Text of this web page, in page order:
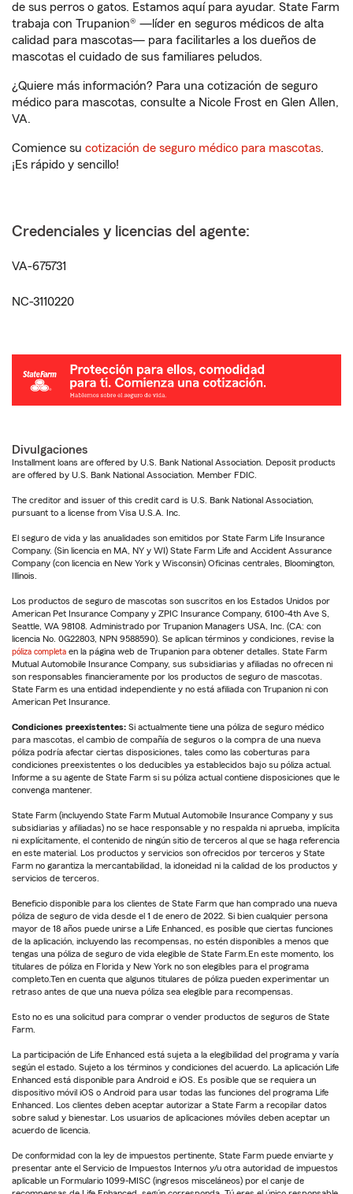
de sus perros o gatos. Estamos aquí para ayudar. State Farm
trabaja con Trupanion® —líder en seguros médicos de alta
calidad para mascotas— para facilitarles a los dueños de
mascotas el cuidado de sus familiares peludos.
¿Quiere más información? Para una cotización de seguro
médico para mascotas, consulte a Nicole Frost en Glen Allen,
VA.
Comience su cotización de seguro médico para mascotas.
¡Es rápido y sencillo!
Credenciales y licencias del agente:
VA-675731
NC-3110220
Divulgaciones
Installment loans are offered by U.S. Bank National Association. Deposit products
are offered by U.S. Bank National Association. Member FDIC.
The creditor and issuer of this credit card is U.S. Bank National Association,
pursuant to a license from Visa U.S.A. Inc.
El seguro de vida y las anualidades son emitidos por State Farm Life Insurance
Company. (Sin licencia en MA, NY y WI) State Farm Life and Accident Assurance
Company (con licencia en New York y Wisconsin) Oficinas centrales, Bloomington,
Illinois.
Los productos de seguro de mascotas son suscritos en los Estados Unidos por
American Pet Insurance Company y ZPIC Insurance Company, 6100-4th Ave S,
Seattle, WA 98108. Administrado por Trupanion Managers USA, Inc. (CA: con
licencia No. 0G22803, NPN 9588590). Se aplican términos y condiciones, revise la
póliza completa en la página web de Trupanion para obtener detalles. State Farm
Mutual Automobile Insurance Company, sus subsidiarias y afiliadas no ofrecen ni
son responsables financieramente por los productos de seguro de mascotas.
State Farm es una entidad independiente y no está afiliada con Trupanion ni con
American Pet Insurance.
Condiciones preexistentes: Si actualmente tiene una póliza de seguro médico
para mascotas, el cambio de compañía de seguros o la compra de una nueva
póliza podría afectar ciertas disposiciones, tales como las coberturas para
condiciones preexistentes o los deducibles ya establecidos bajo su póliza actual.
Informe a su agente de State Farm si su póliza actual contiene disposiciones que le
convenga mantener.
State Farm (incluyendo State Farm Mutual Automobile Insurance Company y sus
subsidiarias y afiliadas) no se hace responsable y no respalda ni aprueba, implícita
ni explícitamente, el contenido de ningún sitio de terceros al que se haga referencia
en este material. Los productos y servicios son ofrecidos por terceros y State
Farm no garantiza la mercantabilidad, la idoneidad ni la calidad de los productos y
servicios de terceros.
Beneficio disponible para los clientes de State Farm que han comprado una nueva
póliza de seguro de vida desde el 1 de enero de 2022. Si bien cualquier persona
mayor de 18 años puede unirse a Life Enhanced, es posible que ciertas funciones
de la aplicación, incluyendo las recompensas, no estén disponibles a menos que
tengas una póliza de seguro de vida elegible de State Farm.En este momento, los
titulares de póliza en Florida y New York no son elegibles para el programa
completo.Ten en cuenta que algunos titulares de póliza pueden experimentar un
retraso antes de que una nueva póliza sea elegible para recompensas.
Esto no es una solicitud para comprar o vender productos de seguros de State
Farm.
La participación de Life Enhanced está sujeta a la elegibilidad del programa y varía
según el estado. Sujeto a los términos y condiciones del acuerdo. La aplicación Life
Enhanced está disponible para Android e iOS. Es posible que se requiera un
dispositivo móvil iOS o Android para usar todas las funciones del programa Life
Enhanced. Los clientes deben aceptar autorizar a State Farm a recopilar datos
sobre salud y bienestar. Los usuarios de aplicaciones móviles deben aceptar un
acuerdo de licencia.
De conformidad con la ley de impuestos pertinente, State Farm puede enviarte y
presentar ante el Servicio de Impuestos Internos y/u otra autoridad de impuestos
aplicable un Formulario 1099-MISC (ingresos misceláneos) por el canje de